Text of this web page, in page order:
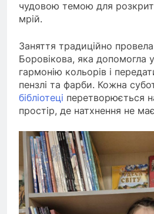
чудовою темою для
мрій.
Заняття традиційно
Боровікова, яка допомогла
гармонію кольорів і
пензлі та фарби. Кожна
бібліотеці перетворюється
простір, де натхнення не